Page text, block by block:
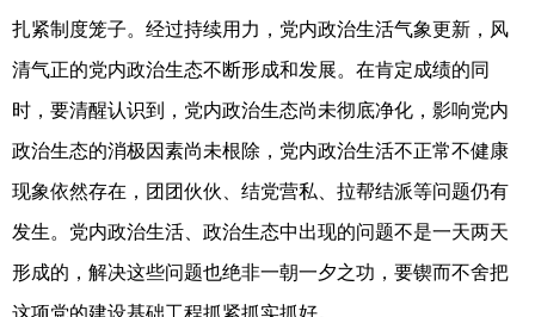
扎紧制度笼子。经过持续用力，党内政治生活气象更新，风
清气正的党内政治生态不断形成和发展。在肯定成绩的同
时，要清醒认识到，党内政治生态尚未彻底净化，影响党内
政治生态的消极因素尚未根除，党内政治生活不正常不健康
现象依然存在，团团伙伙、结党营私、拉帮结派等问题仍有
发生。党内政治生活、政治生态中出现的问题不是一天两天
形成的，解决这些问题也绝非一朝一夕之功，要锲而不舍把
这项党的建设基础工程抓紧抓实抓好。